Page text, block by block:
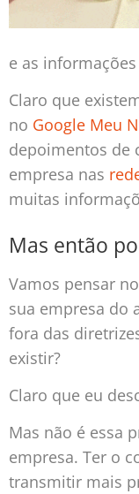
e as
Claro que
no Google Meu
depoimentos de
empresa nas
muitas
Mas então
Vamos pensar
sua empresa do
fora das
existir?
Claro que eu
Mas não é essa
empresa. Ter o
transmitir mais